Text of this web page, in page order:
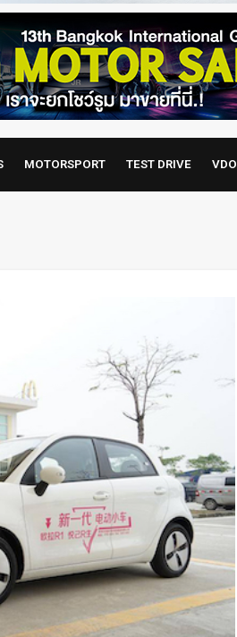
MOTORSPORT TEST DRIVE VDO